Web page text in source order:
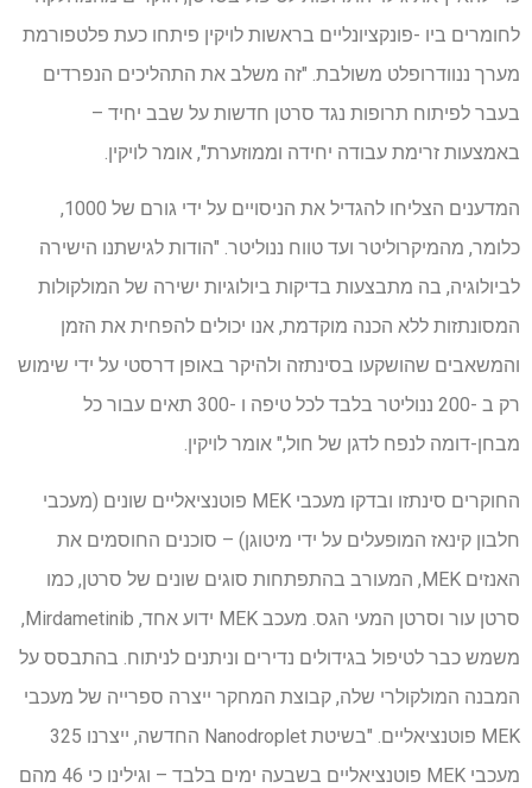
לחומרים ביו -פונקציונליים בראשות לויקין פיתחו כעת פלטפורמת
מערך ננוודרופלט משולבת. "זה משלב את התהליכים הנפרדים
בעבר לפיתוח תרופות נגד סרטן חדשות על שבב יחיד –
באמצעות זרימת עבודה יחידה וממוזערת", אומר לויקין.
המדענים הצליחו להגדיל את הניסויים על ידי גורם של 1000,
כלומר, מהמיקרוליטר ועד טווח ננוליטר. "הודות לגישתנו הישירה
לביולוגיה, בה מתבצעות בדיקות ביולוגיות ישירה של המולקולות
המסונתזות ללא הכנה מוקדמת, אנו יכולים להפחית את הזמן
והמשאבים שהושקעו בסינתזה ולהיקר באופן דרסטי על ידי שימוש
רק ב -200 ננוליטר בלבד לכל טיפה ו -300 תאים עבור כל
מבחן-דומה לנפח לדגן של חול," אומר לויקין.
החוקרים סינתזו ובדקו מעכבי MEK פוטנציאליים שונים (מעכבי
חלבון קינאז המופעלים על ידי מיטוגן) – סוכנים החוסמים את
האנזים MEK, המעורב בהתפתחות סוגים שונים של סרטן, כמו
סרטן עור וסרטן המעי הגס. מעכב MEK ידוע אחד, Mirdametinib,
משמש כבר לטיפול בגידולים נדירים וניתנים לניתוח. בהתבסס על
המבנה המולקולרי שלה, קבוצת המחקר ייצרה ספרייה של מעכבי
MEK פוטנציאליים. "בשיטת Nanodroplet החדשה, ייצרנו 325
מעכבי MEK פוטנציאליים בשבעה ימים בלבד – וגילינו כי 46 מהם